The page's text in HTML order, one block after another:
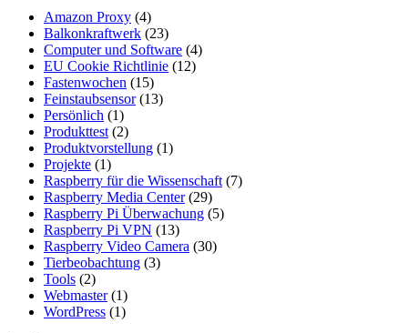
Amazon Proxy (4)
Balkonkraftwerk (23)
Computer und Software (4)
EU Cookie Richtlinie (12)
Fastenwochen (15)
Feinstaubsensor(13)
Persönlich (1)
Produkttest (2)
Produktvorstellung (1)
Projekte (1)
Raspberry für die Wissenschaft (7)
Raspberry Media Center(29)
Raspberry Pi Überwachung (5)
Raspberry Pi VPN (13)
Raspberry Video Camera (30)
Tierbeobachtung (3)
Tools (2)
Webmaster(1)
WordPress (1)